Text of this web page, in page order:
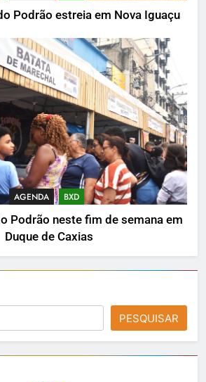
Podrão estreia em Nova Iguaçu
AGENDA BXD
Podrão neste fim de semana em
Duque de Caxias
PESQUISAR